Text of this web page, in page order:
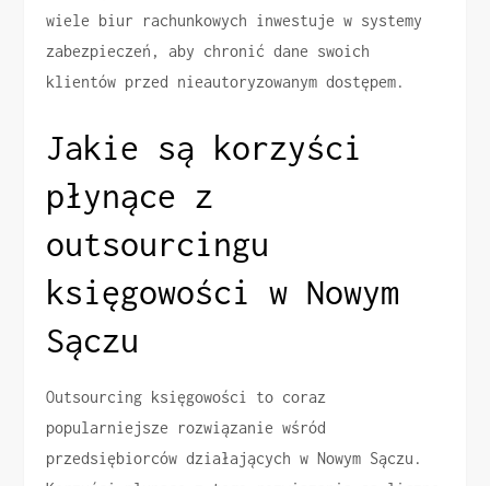
wiele biur rachunkowych inwestuje w systemy
zabezpieczeń, aby chronić dane swoich
klientów przed nieautoryzowanym dostępem.
Jakie są korzyści
płynące z
outsourcingu
księgowości w Nowym
Sączu
Outsourcing księgowości to coraz
popularniejsze rozwiązanie wśród
przedsiębiorców działających w Nowym Sączu.